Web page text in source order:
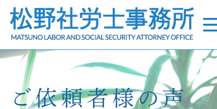
ご依頼者様の声